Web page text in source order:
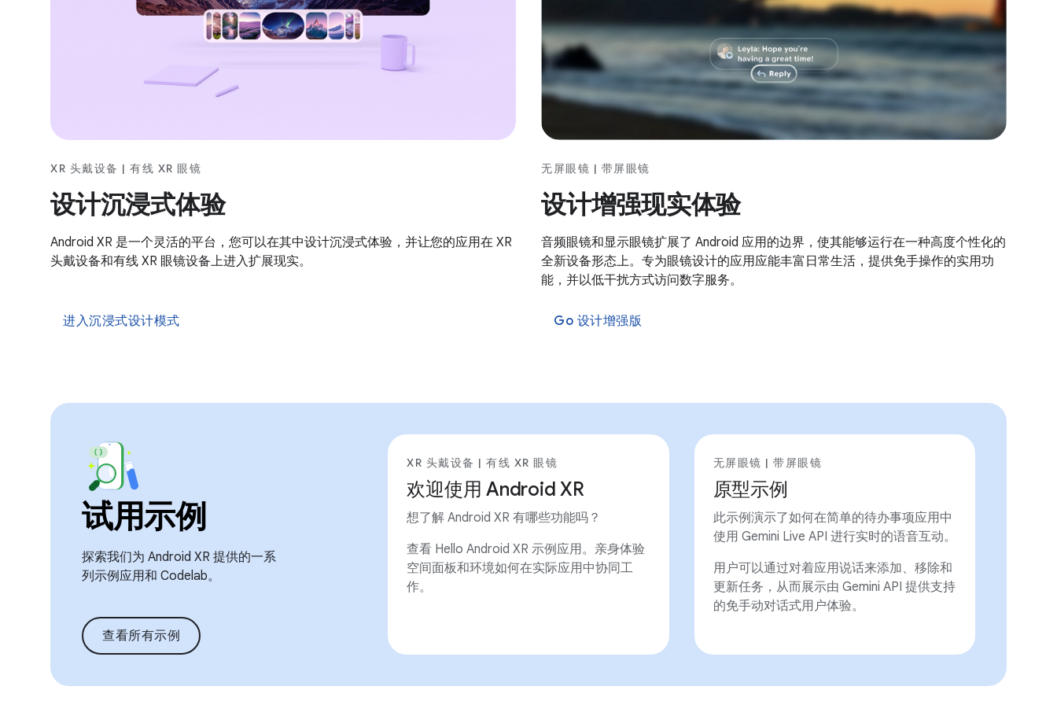
XR 头戴设备 | 有线 XR 眼镜
设计沉浸式体验
Android XR 是一个灵活的平台，您可以在其中设计沉浸式体验，并让您的应用在 XR
头戴设备和有线 XR 眼镜设备上进入扩展现实。
进入沉浸式设计模式
无屏眼镜 | 带屏眼镜
设计增强现实体验
音频眼镜和显示眼镜扩展了 Android 应用的边界，使其能够运行在一种高度个性化的
全新设备形态上。专为眼镜设计的应用应能丰富日常生活，提供免手操作的实用功
能，并以低干扰方式访问数字服务。
Go 设计增强版
试用示例
探索我们为 Android XR 提供的一系
列示例应用和 Codelab。
查看所有示例
XR 头戴设备 | 有线 XR 眼镜
欢迎使用 Android XR
想了解 Android XR 有哪些功能吗？
查看 Hello Android XR 示例应用。亲身体验
空间面板和环境如何在实际应用中协同工
作。
无屏眼镜 | 带屏眼镜
原型示例
此示例演示了如何在简单的待办事项应用中
使用 Gemini Live API 进行实时的语音互动。
用户可以通过对着应用说话来添加、移除和
更新任务，从而展示由 Gemini API 提供支持
的免手动对话式用户体验。